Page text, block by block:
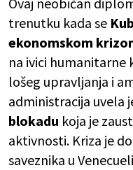
trenutku kada se
ekonomskom
na ivici
lošeg upravljanja i
administracija uvela
blokadu koja je
aktivnosti. Kriza je
saveznika u